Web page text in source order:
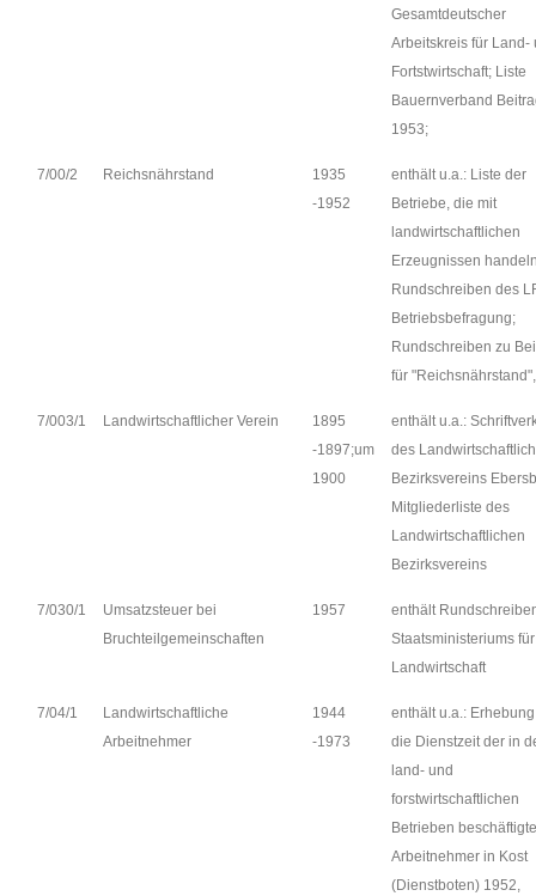
Gesamtdeutscher
Arbeitskreis für Land-
Fortstwirtschaft; Liste
Bauernverband
1953;
7/00/2 Reichsnährstand
1935
-1952
enthält u.a.: Liste der
Betriebe, die mit
landwirtschaftlichen
Erzeugnissen
Rundschreiben des
Betriebsbefragung;
Rundschreiben zu
für "Reichsnährstand",
7/003/1 Landwirtschaftlicher Verein
1895
-1897;um
1900
enthält u.a.:
des
Bezirksvereins
Mitgliederliste des
Landwirtschaftlichen
Bezirksvereins
7/030/1
Umsatzsteuer bei
Bruchteilgemeinschaften
1957
enthält
Staatsministeriums für
Landwirtschaft
7/04/1
Landwirtschaftliche
Arbeitnehmer
1944
-1973
enthält u.a.:
die Dienstzeit der in
land- und
forstwirtschaftlichen
Betrieben
Arbeitnehmer in Kost
(Dienstboten) 1952,